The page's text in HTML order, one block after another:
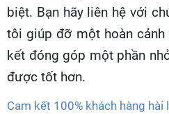
biệt. Bạn hãy liên hệ với
tôi giúp đỡ một hoàn
kết đóng góp một phần
được tốt hơn.
Cam kết 100% khách hàng hài